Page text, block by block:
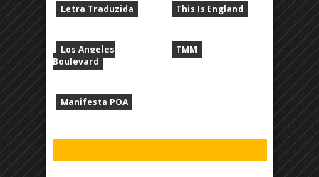
Letra Traduzida
Los Angeles
Boulevard
Manifesta POA
This Is England
TMM